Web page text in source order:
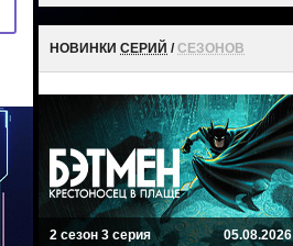
НОВИНКИ СЕРИЙ /СЕЗОНОВ
2 сезон 3 серия 05.08.2026